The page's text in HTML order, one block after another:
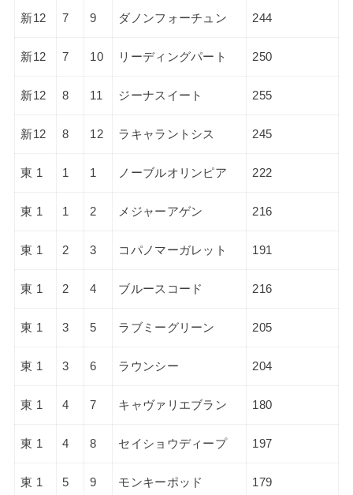
新12 7 9 ダノンフォーチュン 244
新12 7 10 リーディングパート 250
新12 8 11 ジーナスイート 255
新12 8 12 ラキャラントシス 245
東 1 1 1 ノーブルオリンピア 222
東 1 1 2 メジャーアゲン 216
東 1 2 3 コパノマーガレット 191
東 1 2 4 ブルースコード 216
東 1 3 5 ラブミーグリーン 205
東 1 3 6 ラウンシー 204
東 1 4 7 キャヴァリエブラン 180
東 1 4 8 セイショウディープ 197
東 1 5 9 モンキーポッド 179